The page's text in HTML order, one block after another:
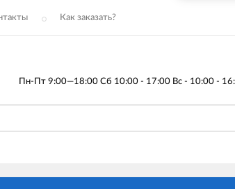
Как заказать?
Пн-Пт 9:00—18:00 Сб 10:00 - 17:00 Вс - 10:00 -